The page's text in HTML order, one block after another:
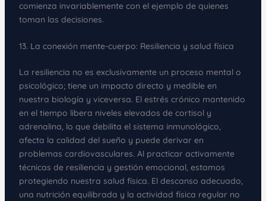
comienza invariablemente con el ejemplo de quienes
toman las decisiones.
13. La conexión mente-cuerpo: Resiliencia y salud física
La resiliencia no es exclusivamente un proceso mental o
psicológico; tiene un impacto directo y medible en
nuestra biología y viceversa. El estrés crónico mantenido
en el tiempo libera niveles elevados de cortisol y
adrenalina, lo que debilita el sistema inmunológico,
afecta la calidad del sueño y puede derivar en
problemas cardiovasculares. Al practicar activamente
técnicas de resiliencia y gestión emocional, estamos
protegiendo nuestra salud física. El descanso adecuado,
una nutrición equilibrada y la actividad física regular no